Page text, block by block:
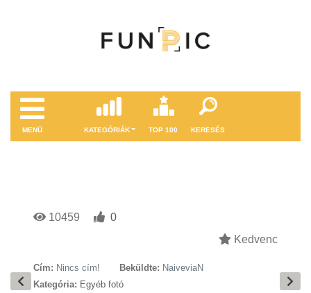
MENÜ KATEGÓRIÁK TOP 100 KERESÉS
10459
0
Kedvenc
Cím: Nincs cím! Beküldte: NaiveviaN
Kategória: Egyéb fotó